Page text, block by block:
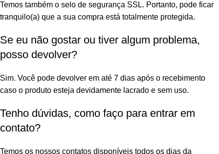
Temos também o selo de segurança SSL. Portanto, pode ficar
tranquilo(a) que a sua compra está totalmente protegida.
Se eu não gostar ou tiver algum problema,
posso devolver?
Sim. Você pode devolver em até 7 dias após o recebimento
caso o produto esteja devidamente lacrado e sem uso.
Tenho dúvidas, como faço para entrar em
contato?
Temos os nossos contatos disponíveis todos os dias da